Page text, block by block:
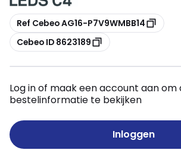
Kopiëren
Ref Cebeo AG16-P7V9WMBB14
Kopiëren
Cebeo ID 8623189
Log in of maak een account aan om
bestelinformatie te bekijken
Inloggen